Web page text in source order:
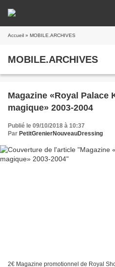
Accueil » MOBILE.ARCHIVES
MOBILE.ARCHIVES
Magazine «Royal Palace
magique» 2003-2004
Publié le 09/10/2018 à 10:37
Par PetitGrenierNouveauDressing
2€ Magazine promotionnel de Royal